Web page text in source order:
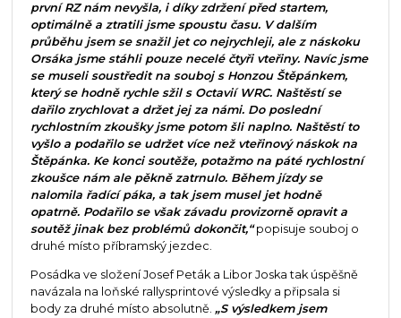
první RZ nám nevyšla, i díky zdržení před startem,
optimálně a ztratili jsme spoustu času. V dalším
průběhu jsem se snažil jet co nejrychleji, ale z náskoku
Orsáka jsme stáhli pouze necelé čtyři vteřiny. Navíc jsme
se museli soustředit na souboj s Honzou Štěpánkem,
který se hodně rychle sžil s Octavií WRC. Naštěstí se
dařilo zrychlovat a držet jej za námi. Do poslední
rychlostním zkoušky jsme potom šli naplno. Naštěstí to
vyšlo a podařilo se udržet více než vteřinový náskok na
Štěpánka. Ke konci soutěže, potažmo na páté rychlostní
zkoušce nám ale pěkně zatrnulo. Během jízdy se
nalomila řadící páka, a tak jsem musel jet hodně
opatrně. Podařilo se však závadu provizorně opravit a
soutěž jinak bez problémů dokončit,“popisuje souboj o
druhé místo příbramský jezdec.
Posádka ve složení Josef Peták a Libor Joska tak úspěšně
navázala na loňské rallysprintové výsledky a připsala si
body za druhé místo absolutně. „S výsledkem jsem